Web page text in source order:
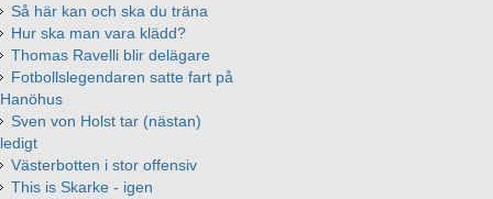
Så här kan och ska du träna
Hur ska man vara klädd?
Thomas Ravelli blir delägare
Fotbollslegendaren satte fart på
Hanöhus
Sven von Holst tar (nästan)
ledigt
Västerbotten i stor offensiv
This is Skarke - igen